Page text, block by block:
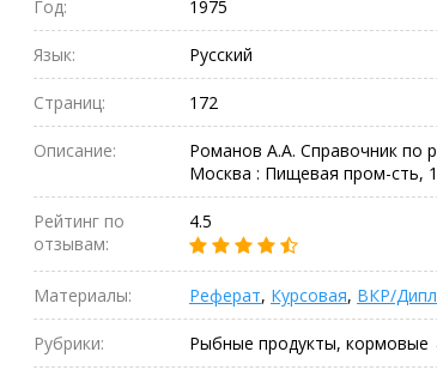
Год: 1975
Язык: Русский
Страниц: 172
Описание:
Романов А.А. Справочник по
Москва : Пищевая пром-сть,
Рейтинг по
отзывам:
4.5
Материалы: Реферат, Курсовая, ВКР/
Рубрики: Рыбные продукты,